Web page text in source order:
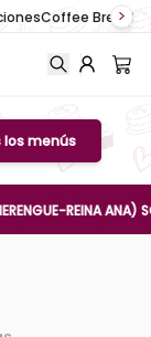
Coffee Break
menús
REINA ANA)